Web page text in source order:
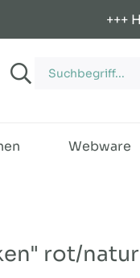
+++
Webware
rot/natur